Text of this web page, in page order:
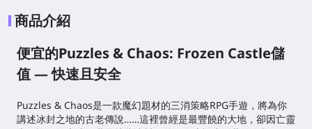
商品介紹
便宜的Puzzles & Chaos: Frozen Castle儲
值 — 快速且安全
Puzzles & Chaos是一款魔幻題材的三消策略RPG手遊，將為你
講述冰封之地的古老傳說……這裡曾經是最豐饒的大地，卻因亡靈